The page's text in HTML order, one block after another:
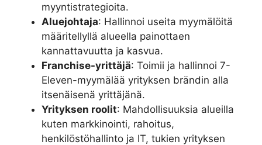
myyntistrategioita.
Aluejohtaja: Hallinnoi useita myymälöitä
määritellyllä alueella painottaen
kannattavuutta ja kasvua.
Franchise-yrittäjä: Toimii ja hallinnoi 7-
Eleven-myymälää yrityksen brändin alla
itsenäisenä yrittäjänä.
Yrityksen roolit: Mahdollisuuksia alueilla
kuten markkinointi, rahoitus,
henkilöstöhallinto ja IT, tukien yrityksen